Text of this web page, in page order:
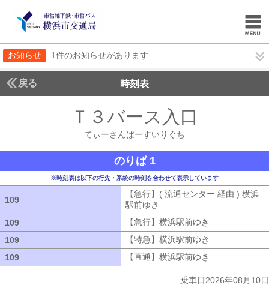
お知らせ 1件のお知らせがあります
戻る 時刻表
Ｔ３バース入口
てぃーさんばーすいりぐち
のりば 1
※時刻表は以下の行先・系統の時刻を合わせて表示しています
109
【急行】( 流通センター 経由 ) 横浜
駅前ゆき
109
【急行】横浜駅前ゆき
109
【特急】横浜駅前ゆき
109
【直通】横浜駅前ゆき
乗車日2026年08月10日